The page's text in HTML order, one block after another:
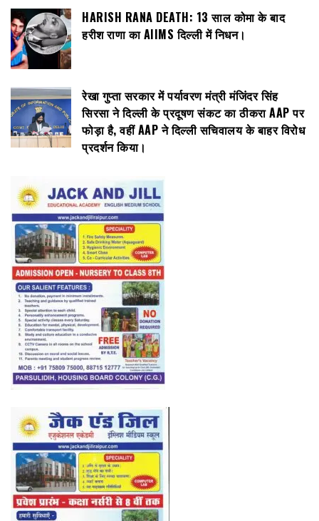
HARISH RANA DEATH: 13 साल कोमा के बाद
हरीश राणा का AIIMS दिल्ली में निधन।
रेखा गुप्ता सरकार में पर्यावरण मंत्री मंजिंदर सिंह
सिरसा ने दिल्ली के प्रदूषण संकट का ठीकरा AAP पर
फोड़ा है, वहीं AAP ने दिल्ली सचिवालय के बाहर विरोध
प्रदर्शन किया।